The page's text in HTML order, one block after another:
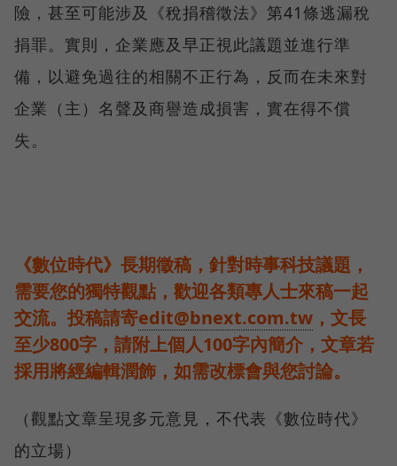
險，甚至可能涉及《稅捐稽徵法》第41條逃漏稅
捐罪。實則，企業應及早正視此議題並進行準
備，以避免過往的相關不正行為，反而在未來對
企業（主）名聲及商譽造成損害，實在得不償
失。
《數位時代》長期徵稿，針對時事科技議題，
需要您的獨特觀點，歡迎各類專人士來稿一起
交流。投稿請寄edit@bnext.com.tw ，文長
至少800字，請附上個人100字內簡介，文章若
採用將經編輯潤飾，如需改標會與您討論。
（觀點文章呈現多元意見，不代表《數位時代》
的立場）